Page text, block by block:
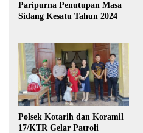
Paripurna Penutupan Masa
Sidang Kesatu Tahun 2024
Polsek Kotarih dan Koramil
17/KTR Gelar Patroli